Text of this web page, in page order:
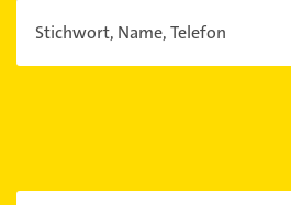
Stichwort, Name, Telefon